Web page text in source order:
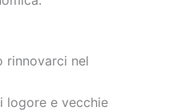
rinnovarci nel
logore e vecchie